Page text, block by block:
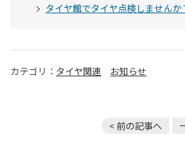
タイヤ館でタイヤ点検しませんか
カテゴリ： タイヤ関連 お知らせ
< 前の記事へ